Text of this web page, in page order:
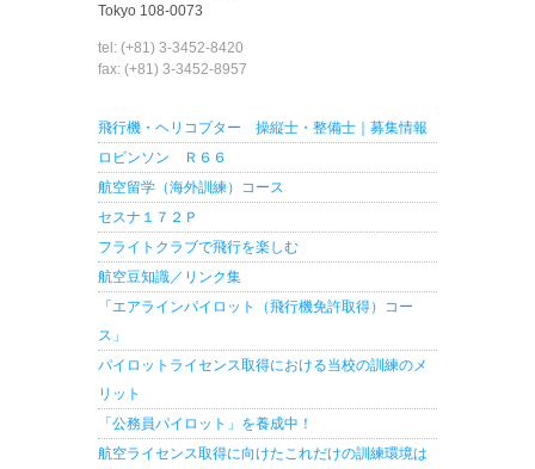
Tokyo 108-0073
tel: (+81) 3-3452-8420
fax: (+81) 3-3452-8957
飛行機・ヘリコプター 操縦士・整備士｜募集情報
ロビンソン Ｒ６６
航空留学（海外訓練）コース
セスナ１７２Ｐ
フライトクラブで飛行を楽しむ
航空豆知識／リンク集
「エアラインパイロット（飛行機免許取得）コー
ス」
パイロットライセンス取得における当校の訓練のメ
リット
「公務員パイロット」を養成中！
航空ライセンス取得に向けたこれだけの訓練環境は